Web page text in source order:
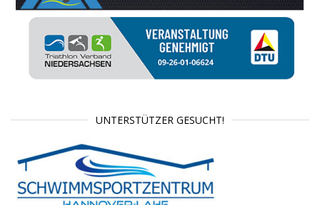
UNTERSTÜTZER GESUCHT!